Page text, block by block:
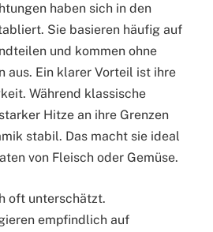
haben sich in den
Sie basieren häufig auf
und kommen ohne
aus. Ein klarer Vorteil ist ihre
Während klassische
Hitze an ihre Grenzen
stabil. Das macht sie ideal
von Fleisch oder Gemüse.
oft unterschätzt.
empfindlich auf